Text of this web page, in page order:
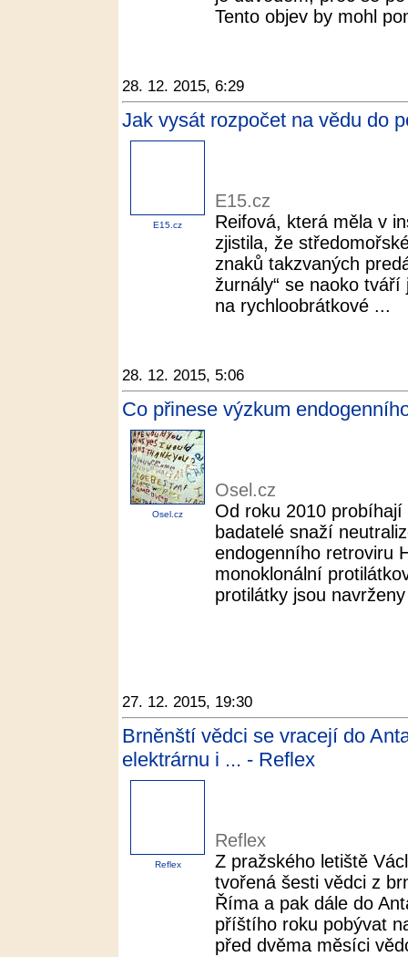
Tento objev by mohl
28. 12. 2015, 6:29
Jak vysát rozpočet na vědu do
E15.cz
E15.cz
Reifová, která měla v
zjistila, že
znaků takzvaných
žurnály“ se naoko
na rychloobrátkové ...
28. 12. 2015, 5:06
Co přinese výzkum
Osel.cz
Osel.cz
Od roku 2010
badatelé snaží
endogenního retroviru
monoklonální
protilátky jsou
27. 12. 2015, 19:30
Brněnští vědci se vracejí do
elektrárnu i ... - Reflex
Reflex
Reflex
Z pražského letiště
tvořená šesti vědci z
Říma a pak dále do
příštího roku pobývat
před dvěma měsíci